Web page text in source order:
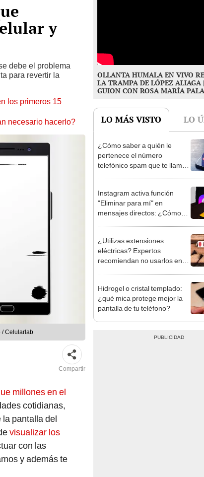
y
debe el problema
para revertir la
los primeros 15
necesario hacerlo?
/ Celularlab
Compartir
millones en el
cotidianas,
pantalla del
visualizar los
con las
y además te
OLLANTA HUMALA EN VIVO
LA TRAMPA DE LÓPEZ ALIAGA
GUION CON ROSA MARÍA
LO MÁS VISTO LO
¿Cómo saber a quién le
pertenece el número
telefónico spam que te llama
Instagram activa función
"Eliminar para mí" en
mensajes directos: ¿Cómo
¿Utilizas extensiones
eléctricas? Expertos
recomiendan no usarlos en
Hidrogel o cristal templado:
¿qué mica protege mejor la
pantalla de tu teléfono?